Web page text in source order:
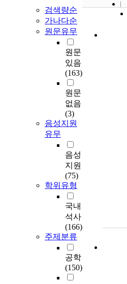
검색량순
가나다순
원문유무
원문
있음
(163)
원문
없음
(3)
음성지원
유무
음성
지원
(75)
학위유형
국내
석사
(166)
주제분류
공학
(150)